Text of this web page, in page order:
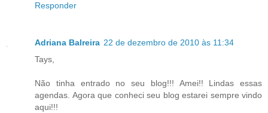
Responder
Adriana Balreira 22 de dezembro de 2010 às 11:34
Tays,
Não tinha entrado no seu blog!!! Amei!! Lindas essas
agendas. Agora que conheci seu blog estarei sempre vindo
aqui!!!